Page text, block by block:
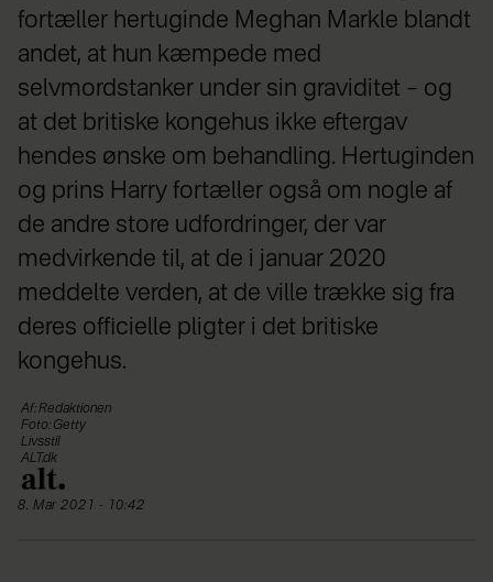
fortæller hertuginde Meghan Markle blandt
andet, at hun kæmpede med
selvmordstanker under sin graviditet – og
at det britiske kongehus ikke eftergav
hendes ønske om behandling. Hertuginden
og prins Harry fortæller også om nogle af
de andre store udfordringer, der var
medvirkende til, at de i januar 2020
meddelte verden, at de ville trække sig fra
deres officielle pligter i det britiske
kongehus.
Af: Redaktionen
Foto: Getty
Livsstil
ALT.dk
8. Mar 2021 - 10:42